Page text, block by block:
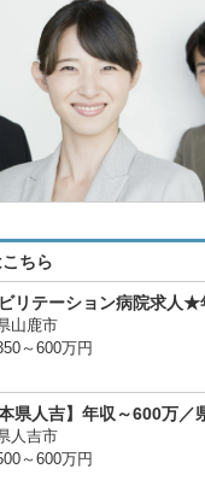
ちら
リテーション病院求人
山鹿市
～600万円
本県人吉】年収～600万
人吉市
～600万円